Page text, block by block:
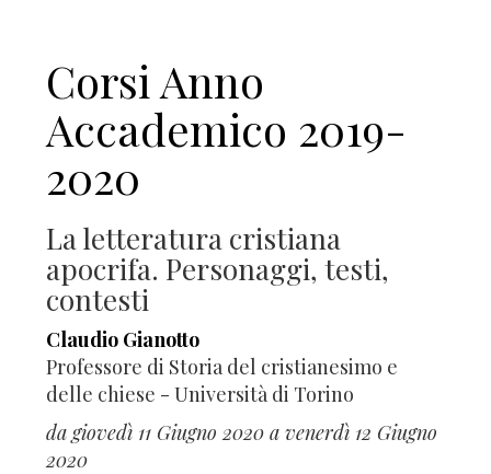
Corsi Anno
Accademico 2019-
2020
La letteratura cristiana
apocrifa. Personaggi, testi,
contesti
Claudio Gianotto
Professore di Storia del cristianesimo e
delle chiese - Università di Torino
da giovedì 11 Giugno 2020 a venerdì 12 Giugno
2020